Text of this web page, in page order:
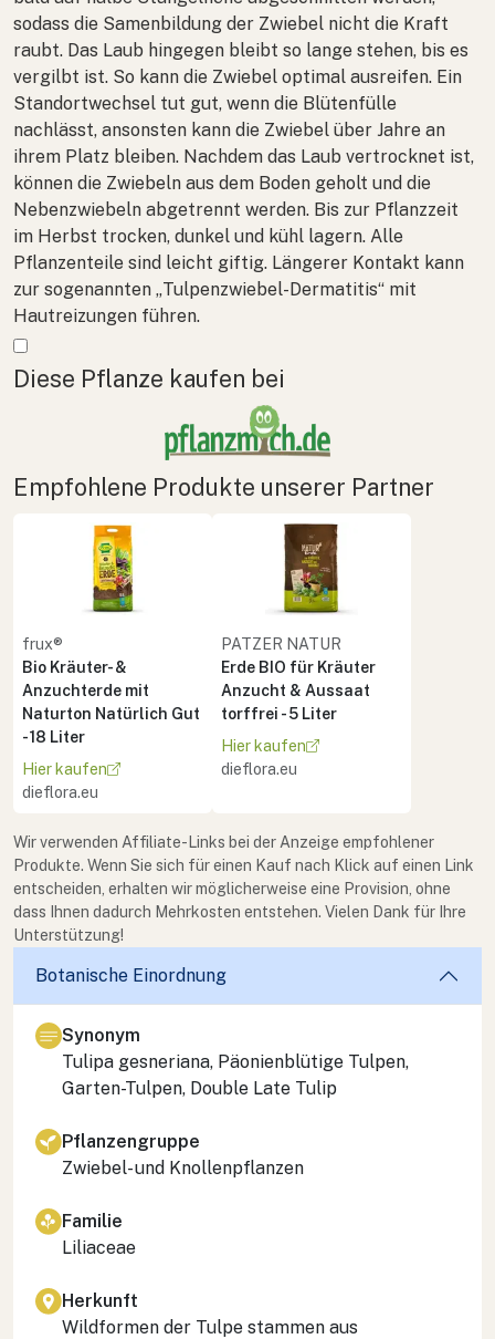
sodass die Samenbildung der Zwiebel nicht die Kraft
raubt. Das Laub hingegen bleibt so lange stehen, bis es
vergilbt ist. So kann die Zwiebel optimal ausreifen. Ein
Standortwechsel tut gut, wenn die Blütenfülle
nachlässt, ansonsten kann die Zwiebel über Jahre an
ihrem Platz bleiben. Nachdem das Laub vertrocknet ist,
können die Zwiebeln aus dem Boden geholt und die
Nebenzwiebeln abgetrennt werden. Bis zur Pflanzzeit
im Herbst trocken, dunkel und kühl lagern. Alle
Pflanzenteile sind leicht giftig. Längerer Kontakt kann
zur sogenannten „Tulpenzwiebel-Dermatitis“ mit
Hautreizungen führen.
Mehr anzeigen
Diese Pflanze kaufen bei
Empfohlene Produkte unserer Partner
frux®
Bio Kräuter- &
Anzuchterde mit
Naturton Natürlich Gut
- 18 Liter
Hier kaufen
dieflora.eu
PATZER NATUR
Erde BIO für Kräuter
Anzucht & Aussaat
torffrei - 5 Liter
Hier kaufen
dieflora.eu
Wir verwenden Affiliate-Links bei der Anzeige empfohlener
Produkte. Wenn Sie sich für einen Kauf nach Klick auf einen Link
entscheiden, erhalten wir möglicherweise eine Provision, ohne
dass Ihnen dadurch Mehrkosten entstehen. Vielen Dank für Ihre
Unterstützung!
Botanische Einordnung
Synonym
Tulipa gesneriana, Päonienblütige Tulpen,
Garten-Tulpen, Double Late Tulip
Pflanzengruppe
Zwiebel- und Knollenpflanzen
Familie
Liliaceae
Herkunft
Wildformen der Tulpe stammen aus